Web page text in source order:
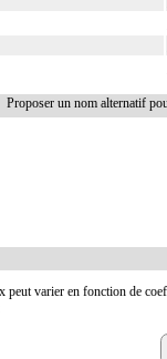
Proposer un nom alternatif
peut varier en fonction de